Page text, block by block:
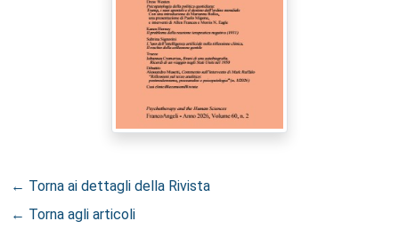
← Torna ai dettagli della Rivista
← Torna agli articoli